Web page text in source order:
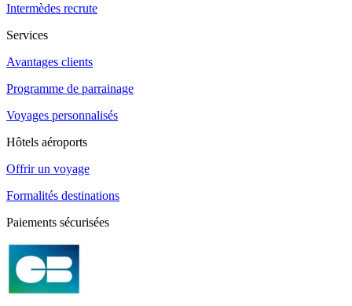
Intermèdes recrute
Services
Avantages clients
Programme de parrainage
Voyages personnalisés
Hôtels aéroports
Offrir un voyage
Formalités destinations
Paiements sécurisées